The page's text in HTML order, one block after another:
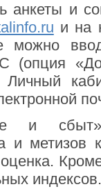
и
и на
можно
(опция
Личный
и сбыт»
и
индексов.